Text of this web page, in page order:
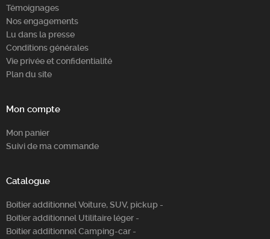
Témoignages
Nos engagements
Lu dans la presse
Conditions générales
Vie privée et confidentialité
Plan du site
Mon compte
Mon panier
Suivi de ma commande
Catalogue
Boitier additionnel Voiture, SUV, pickup -
Boitier additionnel Utilitaire léger -
Boitier additionnel Camping-car -